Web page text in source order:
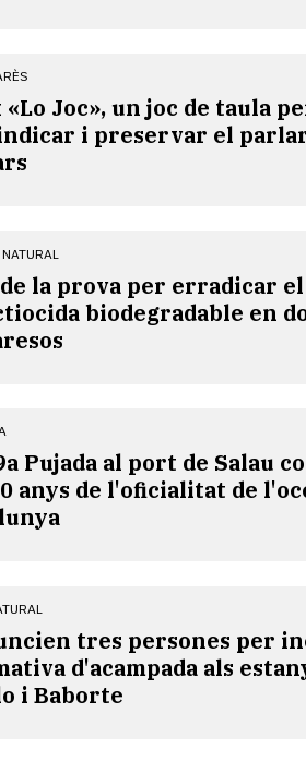
Joc», un joc de taula
i preservar el
la prova per erradicar
biodegradable en
Pujada al port de Salau
anys de l'oficialitat de
tres persones per
d'acampada als
i Baborte